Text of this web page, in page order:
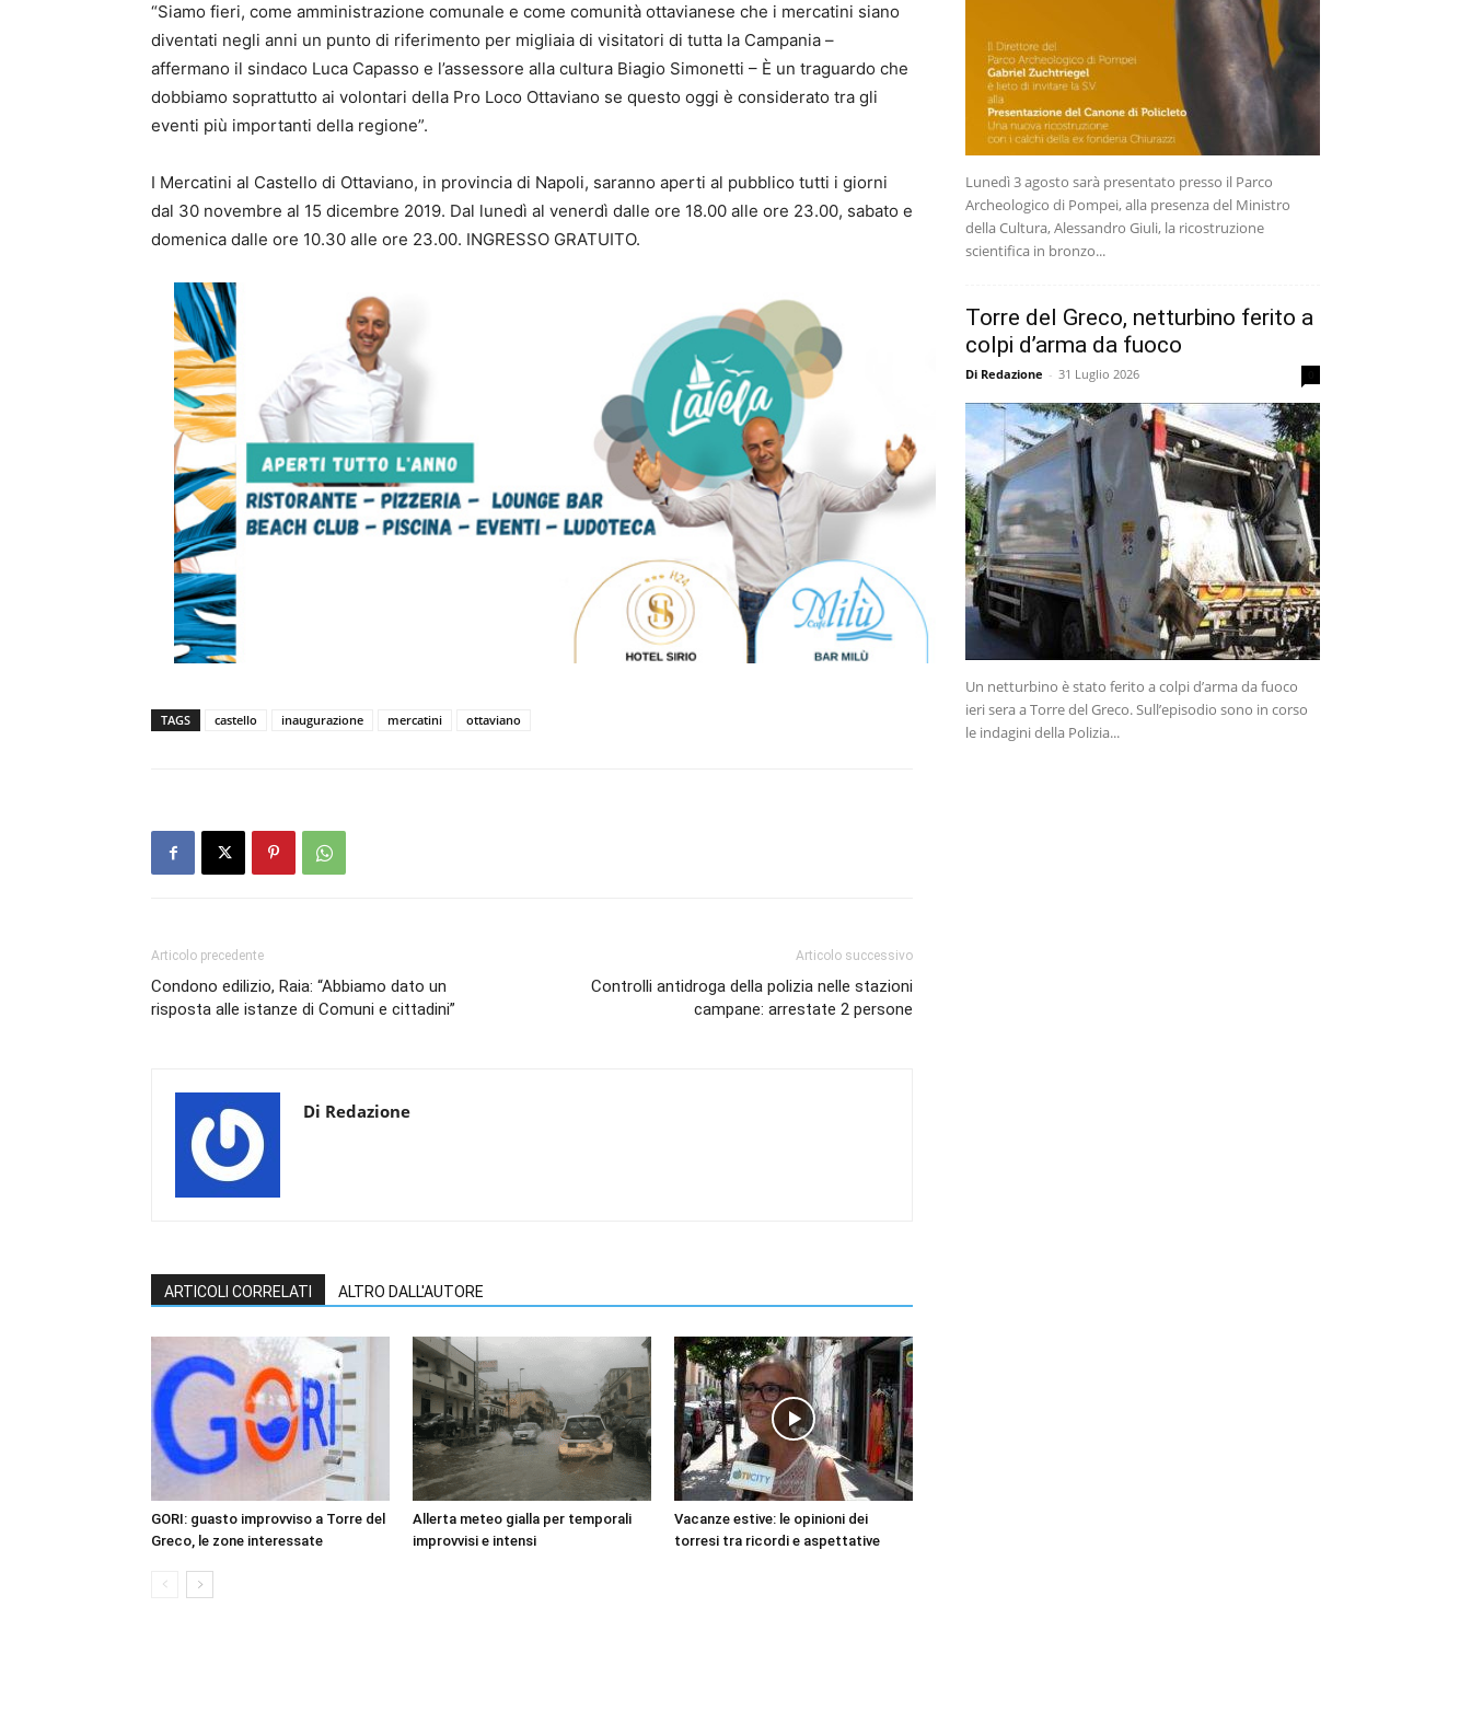
“Siamo fieri, come amministrazione comunale e come comunità ottavianese che i mercatini siano
diventati negli anni un punto di riferimento per migliaia di visitatori di tutta la Campania –
affermano il sindaco Luca Capasso e l’assessore alla cultura Biagio Simonetti – È un traguardo che
dobbiamo soprattutto ai volontari della Pro Loco Ottaviano se questo oggi è considerato tra gli
eventi più importanti della regione”.
I Mercatini al Castello di Ottaviano, in provincia di Napoli, saranno aperti al pubblico tutti i giorni
dal 30 novembre al 15 dicembre 2019. Dal lunedì al venerdì dalle ore 18.00 alle ore 23.00, sabato e
domenica dalle ore 10.30 alle ore 23.00. INGRESSO GRATUITO.
TAGS castello inaugurazione mercatini ottaviano
Articolo precedente
Condono edilizio, Raia: “Abbiamo dato un
risposta alle istanze di Comuni e cittadini”
Articolo successivo
Controlli antidroga della polizia nelle stazioni
campane: arrestate 2 persone
Di Redazione
ARTICOLI CORRELATI ALTRO DALL'AUTORE
GORI: guasto improvviso a Torre del
Greco, le zone interessate
Allerta meteo gialla per temporali
improvvisi e intensi
Vacanze estive: le opinioni dei
torresi tra ricordi e aspettative
Lunedì 3 agosto sarà presentato presso il Parco
Archeologico di Pompei, alla presenza del Ministro
della Cultura, Alessandro Giuli, la ricostruzione
scientifica in bronzo...
Torre del Greco, netturbino ferito a
colpi d’arma da fuoco
Di Redazione - 31 Luglio 2026
Un netturbino è stato ferito a colpi d’arma da fuoco
ieri sera a Torre del Greco. Sull’episodio sono in corso
le indagini della Polizia...